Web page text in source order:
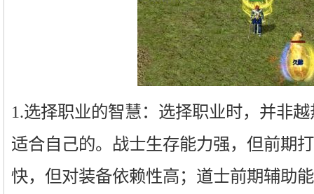
1.选择职业的智慧：选择职业时，并非
适合自己的。战士生存能力强，但前期
快，但对装备依赖性高；道士前期辅助